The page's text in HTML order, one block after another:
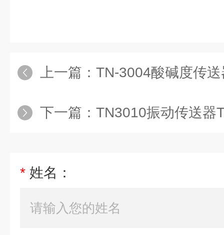
上一篇： TN-3004酸碱度传
下一篇： TN3010振动传送器
* 姓名：